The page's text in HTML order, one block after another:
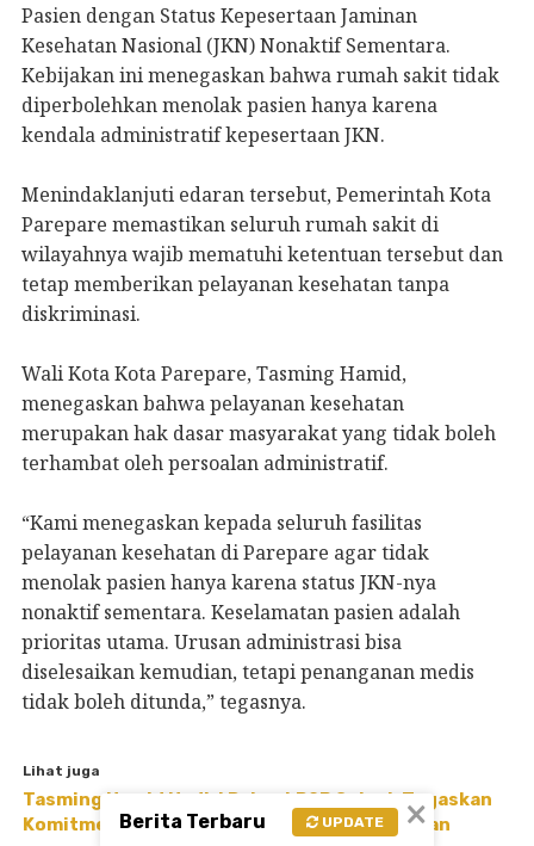
Pasien dengan Status Kepesertaan Jaminan
Kesehatan Nasional (JKN) Nonaktif Sementara.
Kebijakan ini menegaskan bahwa rumah sakit tidak
diperbolehkan menolak pasien hanya karena
kendala administratif kepesertaan JKN.
Menindaklanjuti edaran tersebut, Pemerintah Kota
Parepare memastikan seluruh rumah sakit di
wilayahnya wajib mematuhi ketentuan tersebut dan
tetap memberikan pelayanan kesehatan tanpa
diskriminasi.
Wali Kota Kota Parepare, Tasming Hamid,
menegaskan bahwa pelayanan kesehatan
merupakan hak dasar masyarakat yang tidak boleh
terhambat oleh persoalan administratif.
“Kami menegaskan kepada seluruh fasilitas
pelayanan kesehatan di Parepare agar tidak
menolak pasien hanya karena status JKN-nya
nonaktif sementara. Keselamatan pasien adalah
prioritas utama. Urusan administrasi bisa
diselesaikan kemudian, tetapi penanganan medis
tidak boleh ditunda,” tegasnya.
Lihat juga
Tasming Hamid Hadiri Rakor LP2B Sulsel, Tegaskan
Komitmen Parepare Lindungi Lahan Pertanian
×
Berita Terbaru UPDATE